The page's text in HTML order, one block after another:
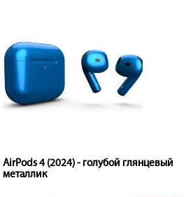
AirPods 4 (2024) - голубой глянцевый
металлик